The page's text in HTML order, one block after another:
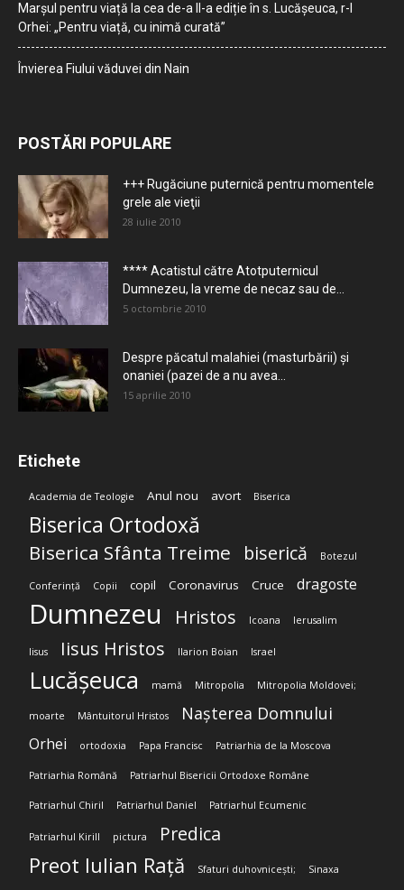
Marșul pentru viață la cea de-a II-a ediție în s. Lucășeuca, r-l
Orhei: „Pentru viață, cu inimă curată”
Învierea Fiului văduvei din Nain
POSTĂRI POPULARE
+++ Rugăciune puternică pentru momentele
grele ale vieţii
28 iulie 2010
**** Acatistul către Atotputernicul
Dumnezeu, la vreme de necaz sau de...
5 octombrie 2010
Despre păcatul malahiei (masturbării) şi
onaniei (pazei de a nu avea...
15 aprilie 2010
Etichete
Academia de Teologie Anul nou avort Biserica
Biserica Ortodoxă
Biserica Sfânta Treime biserică Botezul
Conferință Copii copil Coronavirus Cruce dragoste
Dumnezeu Hristos Icoana Ierusalim
Iisus Iisus Hristos Ilarion Boian Israel
Lucășeuca mamă Mitropolia Mitropolia Moldovei;
moarte Mântuitorul Hristos Nașterea Domnului
Orhei ortodoxia Papa Francisc Patriarhia de la Moscova
Patriarhia Română Patriarhul Bisericii Ortodoxe Române
Patriarhul Chiril Patriarhul Daniel Patriarhul Ecumenic
Patriarhul Kirill pictura Predica
Preot Iulian Rață Sfaturi duhovnicești; Sinaxa